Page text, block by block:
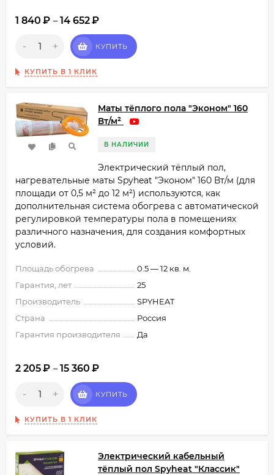
1 840 ₽ – 14 652₽
- + КУПИТЬ
КУПИТЬ В 1 КЛИК
Маты тёплого пола "Эконом" 160
Вт/м²
В НАЛИЧИИ
​Электрический тёплый пол,
нагревательные маты Spyheat "Эконом" 160 Вт/м (для
площади от 0,5 м²​ до 12 м²) используются, как
дополнительная система обогрева с автоматической
регулировкой температуры пола в помещениях
различного назначения, для создания комфортных
условий.
Площадь обогрева
0.5 — 12 кв. м.
Гарантия, лет
25
Производитель
SPYHEAT
Страна
Россия
Гарантия производителя
Да
2 205₽ – 15 360 ₽
- + КУПИТЬ
КУПИТЬ В 1 КЛИК
Электрический кабельный
тёплый пол Spyheat "Классик"